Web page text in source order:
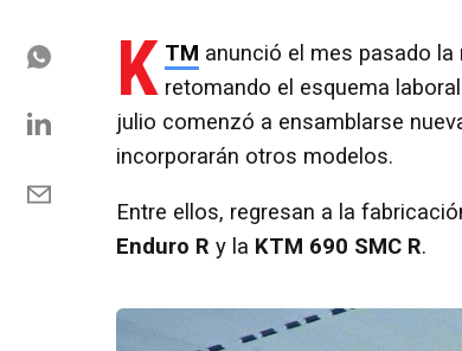
K TM anunció el mes pasado
retomando el esquema
julio comenzó a ensamblarse
incorporarán otros modelos.
Entre ellos, regresan a la
Enduro R y la KTM 690 SMC R.